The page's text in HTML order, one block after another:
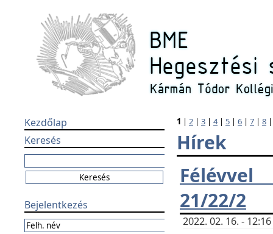
Kezdőlap
Keresés
Bejelentkezés
1 | 2 | 3 | 4| 5 | 6 | 7 | 8
Hírek
21/22/2
2022. 02. 16. -